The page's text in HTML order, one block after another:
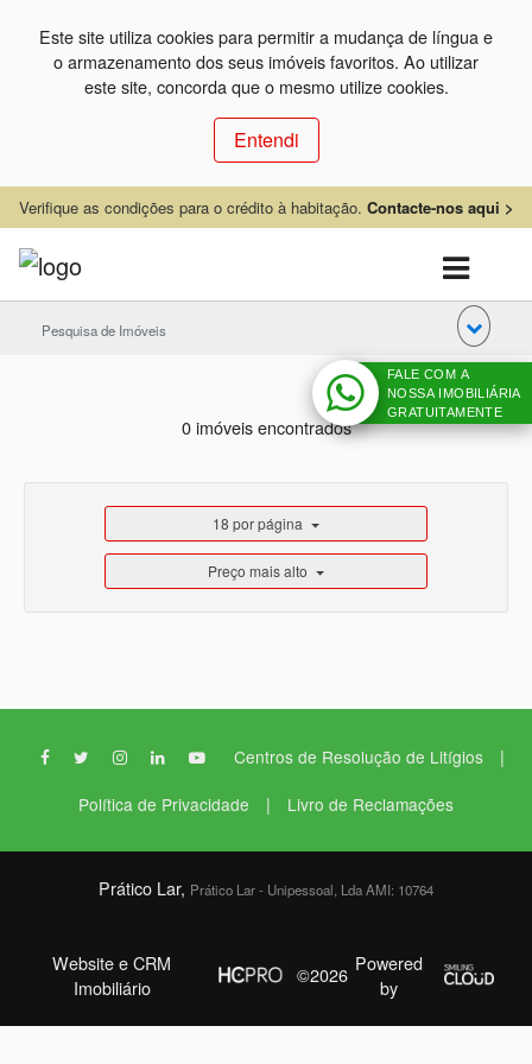
Este site utiliza cookies para permitir a mudança de língua e
o armazenamento dos seus imóveis favoritos. Ao utilizar
este site, concorda que o mesmo utilize cookies.
Entendi
Verifique as condições para o crédito à habitação. Contacte-nos aqui >
Pesquisa de Imóveis
0 imóveis encontrados
18 por página
Preço mais alto
Centros de Resolução de Litígios |
Política de Privacidade | Livro de Reclamações
Prático Lar, Prático Lar - Unipessoal, Lda AMI: 10764
Website e CRM
Imobiliário
©2026 Powered
by
FALE COM A
NOSSA IMOBILIÁRIA
GRATUITAMENTE